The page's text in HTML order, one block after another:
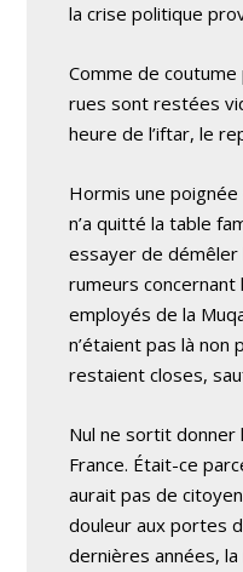
la crise politique
Comme de coutume
rues sont restées
heure de l’iftar, le
Hormis une
n’a quitté la table
essayer de
rumeurs concernant
employés de la
n’étaient pas là
restaient closes,
Nul ne sortit donner
France. Était-ce
aurait pas de
douleur aux portes
dernières années,